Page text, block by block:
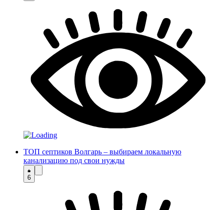
ТОП септиков Волгарь – выбираем локальную
канализацию под свои нужды
6